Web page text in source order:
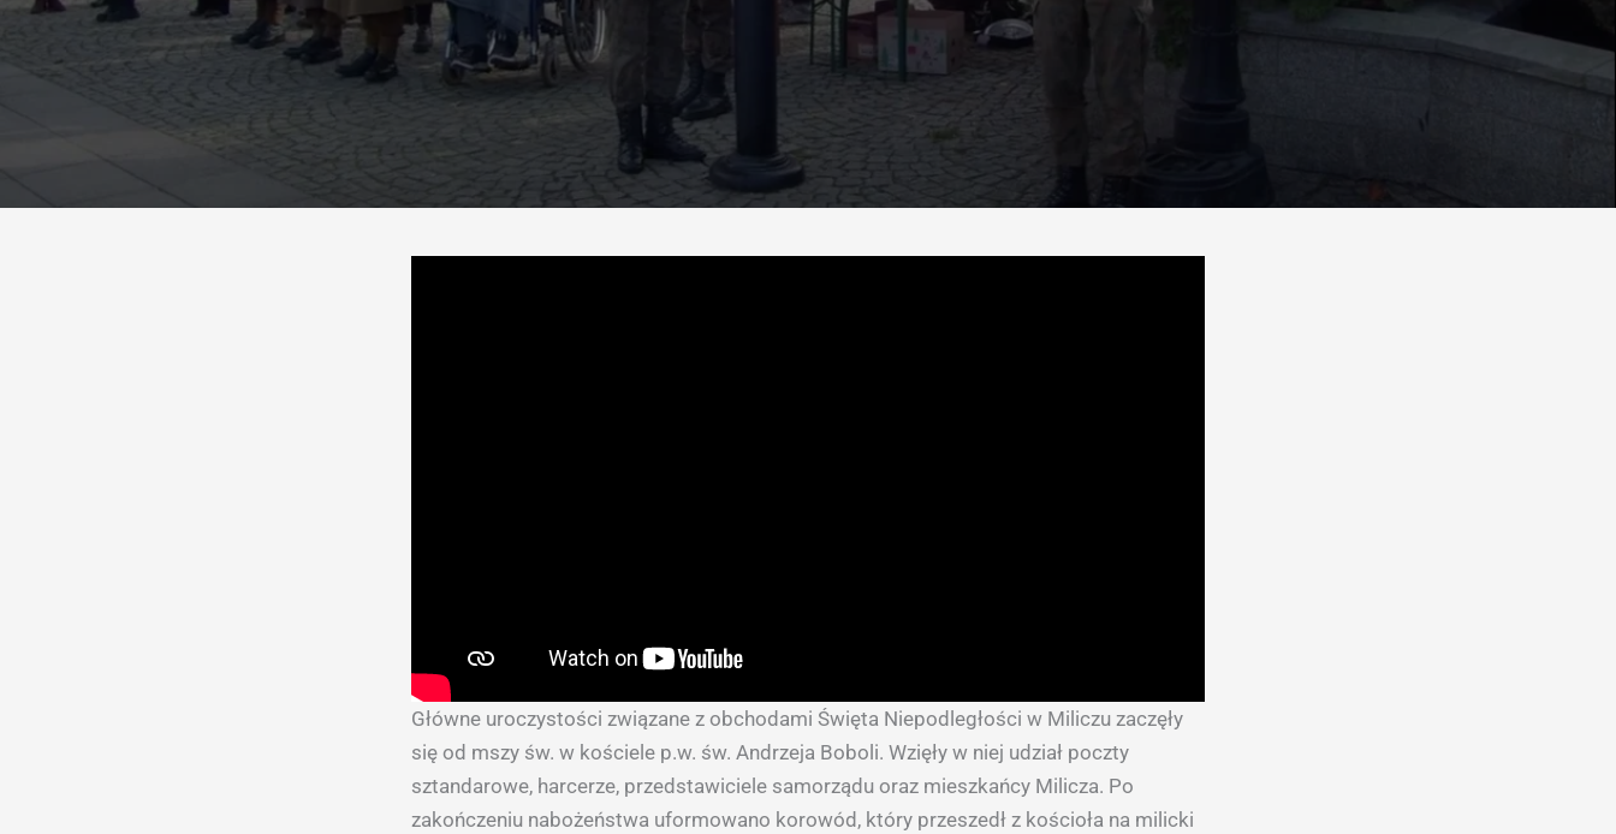
Główne uroczystości związane z obchodami Święta Niepodległości w Miliczu zaczęły
się od mszy św. w kościele p.w. św. Andrzeja Boboli. Wzięły w niej udział poczty
sztandarowe, harcerze, przedstawiciele samorządu oraz mieszkańcy Milicza. Po
zakończeniu nabożeństwa uformowano korowód, który przeszedł z kościoła na milicki